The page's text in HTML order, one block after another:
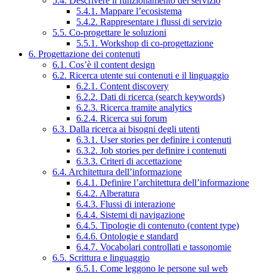
5.4.1. Mappare l’ecosistema
5.4.2. Rappresentare i flussi di servizio
5.5. Co-progettare le soluzioni
5.5.1. Workshop di co-progettazione
6. Progettazione dei contenuti
6.1. Cos’è il content design
6.2. Ricerca utente sui contenuti e il linguaggio
6.2.1. Content discovery
6.2.2. Dati di ricerca (search keywords)
6.2.3. Ricerca tramite analytics
6.2.4. Ricerca sui forum
6.3. Dalla ricerca ai bisogni degli utenti
6.3.1. User stories per definire i contenuti
6.3.2. Job stories per definire i contenuti
6.3.3. Criteri di accettazione
6.4. Architettura dell’informazione
6.4.1. Definire l’architettura dell’informazione
6.4.2. Alberatura
6.4.3. Flussi di interazione
6.4.4. Sistemi di navigazione
6.4.5. Tipologie di contenuto (content type)
6.4.6. Ontologie e standard
6.4.7. Vocabolari controllati e tassonomie
6.5. Scrittura e linguaggio
6.5.1. Come leggono le persone sul web